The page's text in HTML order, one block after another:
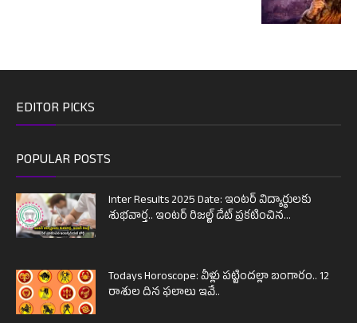
EDITOR PICKS
POPULAR POSTS
Inter Results 2025 Date: ఇంటర్ విద్యార్థులకు
శుభవార్త.. ఇంటర్ రిజల్ట్ డేట్ ప్రకటించిన...
Todays Horoscope: వీళ్లు పట్టిందల్లా బంగారం.. 12
రాశుల దిన ఫలాలు ఇవే..